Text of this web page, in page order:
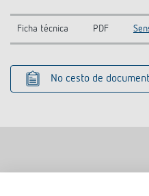
Ficha técnica PDF
No cesto de
Produtos